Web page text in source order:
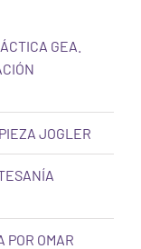
GEA.
JOGLER
OMAR